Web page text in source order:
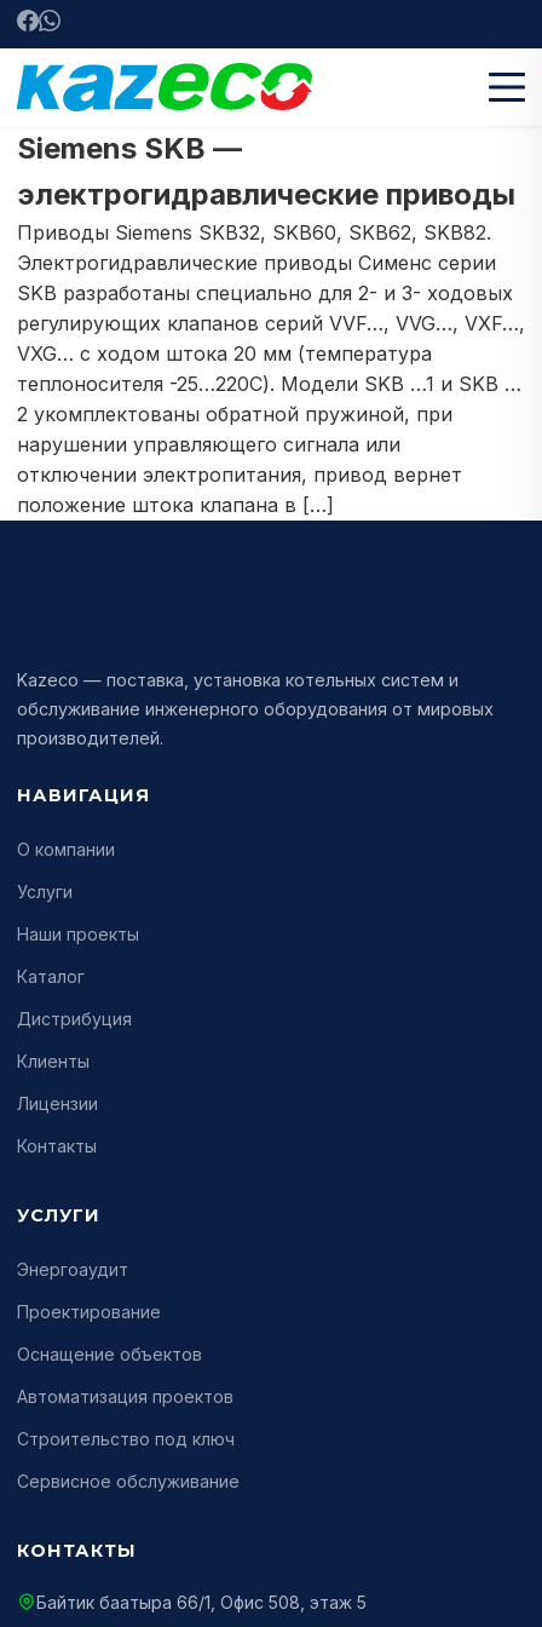
Siemens SKB —
электрогидравлические приводы
Приводы Siemens SKB32, SKB60, SKB62, SKB82.
Электрогидравлические приводы Сименс серии
SKB разработаны специально для 2- и 3- ходовых
регулирующих клапанов серий VVF…, VVG…, VXF…,
VXG… с ходом штока 20 мм (температура
теплоносителя -25…220С). Модели SKB …1 и SKB …
2 укомплектованы обратной пружиной, при
нарушении управляющего сигнала или
отключении электропитания, привод вернет
положение штока клапана в […]
Kazeco — поставка, установка котельных систем и
обслуживание инженерного оборудования от мировых
производителей.
НАВИГАЦИЯ
О компании
Услуги
Наши проекты
Каталог
Дистрибуция
Клиенты
Лицензии
Контакты
УСЛУГИ
Энергоаудит
Проектирование
Оснащение объектов
Автоматизация проектов
Строительство под ключ
Сервисное обслуживание
КОНТАКТЫ
Байтик баатыра 66/1, Офис 508, этаж 5